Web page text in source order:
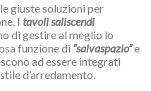
giuste soluzioni per
I tavoli saliscendi
di gestire al meglio lo
funzione di “salvaspazio”e
ad essere integrati
d’arredamento.